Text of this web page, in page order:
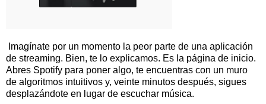
Imagínate por un momento la peor parte de una aplicación
de streaming. Bien, te lo explicamos. Es la página de inicio.
Abres Spotify para poner algo, te encuentras con un muro
de algoritmos intuitivos y, veinte minutos después, sigues
desplazándote en lugar de escuchar música.